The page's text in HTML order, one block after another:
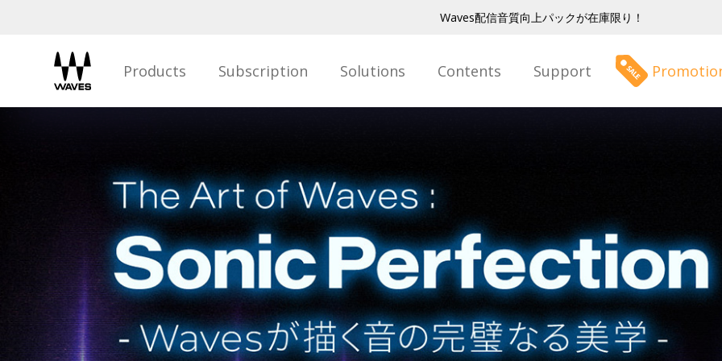
Waves配信音質向上パックが在庫限り！
Products Subscription Solutions Contents Support